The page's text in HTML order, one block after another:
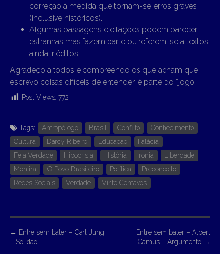
correção à medida que tornam-se erros graves
(inclusive históricos).
Algumas passagens e citações podem parecer
estranhas mas fazem parte ou referem-se a textos
ainda inéditos.
Agradeço a todos e compreendo os que acham que
escrevo coisas difíceis de entender, é parte do “jogo”.
Post Views: 772
Tags: Antropólogo Brasil Conflito
Conhecimento
Cultura
Darcy Ribeiro Educação
Falácia
Feia Verdade
Hipocrisia História Ironia
Liberdade
Mentira
O Povo Brasileiro Política
Preconceito
Redes Sociais
Verdade Vinte Centavos
P
o
← Entre sem bater – Carl Jung
– Solidão
Entre sem bater – Albert
Camus – Argumento →